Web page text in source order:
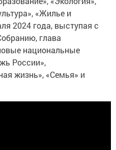
«Жилье и
2024 года, выступая с
глава
национальные
России»,
жизнь», «Семья» и